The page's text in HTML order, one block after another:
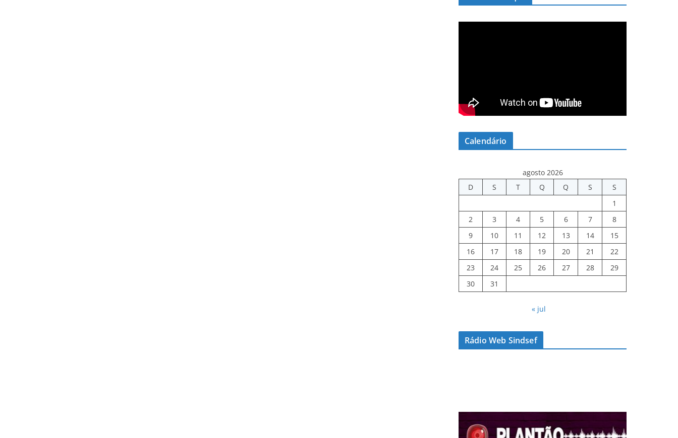
Calendário
agosto 2026
D
S T Q Q S
S
1
2
3 4 5 6 7
8
9
10 11 12 13 14
15
16
17 18 19 20 21
22
23
24 25 26 27 28
29
30
31
« jul
Rádio Web Sindsef